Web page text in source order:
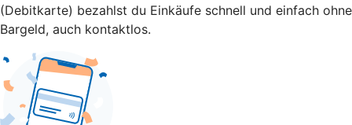
(Debitkarte) bezahlst du Einkäufe schnell und einfach ohne
Bargeld, auch kontaktlos.